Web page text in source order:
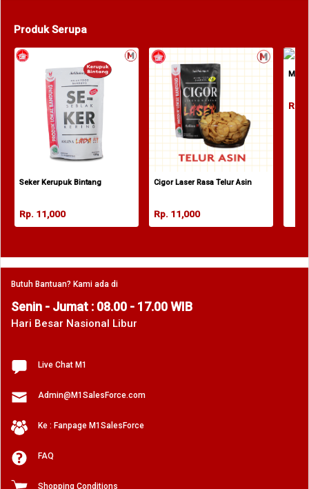
Produk Serupa
Seker Kerupuk Bintang
Rp. 11,000
Cigor Laser Rasa Telur Asin
Rp. 11,000
M
Rp.
Butuh Bantuan? Kami ada di
Senin - Jumat : 08.00 - 17.00 WIB
Hari Besar Nasional Libur
Live Chat M1
Admin@M1SalesForce.com
Ke : Fanpage M1SalesForce
FAQ
Shopping Conditions